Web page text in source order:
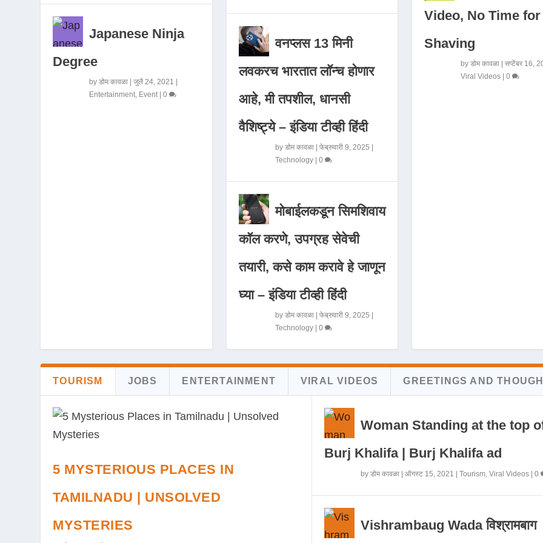
Japanese Ninja
Degree
byडोम कावळा |जुलै 24, 2021 |
Entertainment Event |0
वनप्लस 13 मिनी
लवकरच भारतात लॉन्च होणार
आहे, मी तपशील, धानसी
वैशिष्ट्ये – इंडिया टीव्ही हिंदी
by डोम कावळा| फेब्रुवारी 9, 2025
Technology| 0
मोबाईलकडून सिमशिवाय
कॉल करणे, उपग्रह सेवेची
तयारी, कसे काम करावे हे जाणून
घ्या – इंडिया टीव्ही हिंदी
by डोम कावळा| फेब्रुवारी 9, 2025
Technology| 0
Video, No Time for
Shaving
by डोम कावळा| सप्टेंबर 16,
Viral Videos| 0
TOURISM JOBS ENTERTAINMENT VIRAL VIDEOS GREETINGS AND
5 MYSTERIOUS PLACES IN
TAMILNADU | UNSOLVED
MYSTERIES
Woman Standing at the top
Burj Khalifa | Burj Khalifa ad
by डोम कावळा| ऑगस्ट 15, 2021 Tourism, Viral Videos| 0
Vishrambaug Wada विश्रामबाग